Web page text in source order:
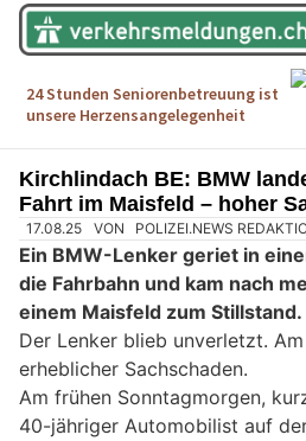
Kirchlindach BE: BMW
Fahrt im Maisfeld – hoher
17.08.25 VON POLIZEI.NEWS
Ein BMW-Lenker geriet in
die Fahrbahn und kam nach
einem Maisfeld zum Stillstand.
Der Lenker blieb unverletzt.
erheblicher Sachschaden.
Am frühen Sonntagmorgen,
40-jähriger Automobilist auf